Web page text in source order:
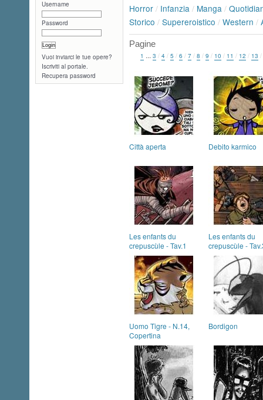
Username
Password
Vuoi inviarci le tue opere?
Iscriviti al portale.
Recupera password
Horror / Infanzia / Manga /
Storico / Supereroistico / Western /
Pagine
1 ... 3 / 4 / 5 / 6 / 7 / 8 / 9 / 10 / 11 / 12 / 13 /
Città aperta Debito karmico
Les enfants du
crepuscùle - Tav.1
Les enfants du
crepuscùle -
Uomo Tigre - N.14,
Copertina
Bordigon